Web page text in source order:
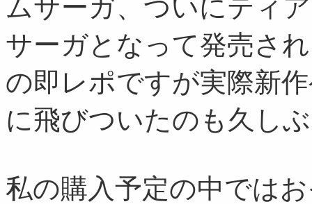
ムサーガ、ついにティ
サーガとなって発売さ
の即レポですが実際新
に飛びついたのも久し
私の購入予定の中では